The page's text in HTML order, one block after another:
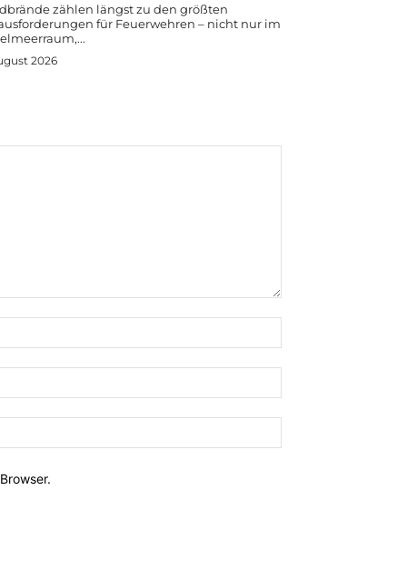
zählen längst zu den größten
für Feuerwehren – nicht nur im
2026
Mail:*